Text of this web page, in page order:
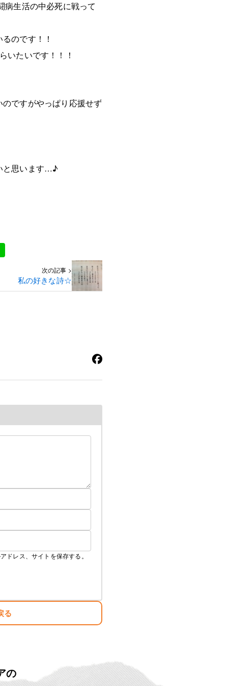
病生活の中必死に戦って
のです！！
いたいです！！！
ですがやっぱり応援せず
と思います…♪
次の記事 >
私の好きな詩☆
ドレス、サイトを保存する。
る
の